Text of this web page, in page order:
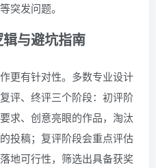
突发问题。
与避坑指南
更有针对性。多数专业设计
评、终评三个阶段：初评阶
求、创意亮眼的作品，淘汰
投稿；复评阶段会重点评估
地可行性，筛选出具备获奖